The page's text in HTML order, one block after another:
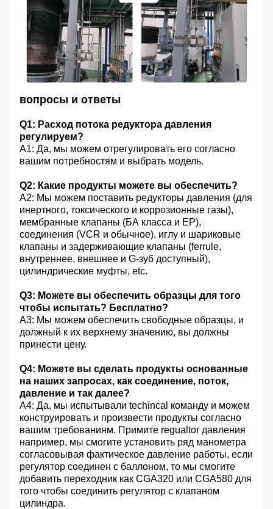
вопросы и ответы
Q1: Расход потока редуктора давления
регулируем?
A1: Да, мы можем отрегулировать его согласно
вашим потребностям и выбрать модель.
Q2: Какие продукты можете вы обеспечить?
A2: Мы можем поставить редукторы давления (для
инертного, токсического и коррозионные газы),
мембранные клапаны (БА класса и EP),
соединения (VCR и обычное), иглу и шариковые
клапаны и задерживающие клапаны (ferrule,
внутреннее, внешнее и G-зуб доступный),
цилиндрические муфты, etc.
Q3: Можете вы обеспечить образцы для того
чтобы испытать? Бесплатно?
A3: Мы можем обеспечить свободные образцы, и
должный к их верхнему значению, вы должны
принести цену.
Q4: Можете вы сделать продукты основанные
на наших запросах, как соединение, поток,
давление и так далее?
A4: Да, мы испытывали techincal команду и можем
конструировать и произвести продукты согласно
вашим требованиям. Примите regualtor давления
например, мы смогите установить ряд манометра
согласовывая фактическое давление работы, если
регулятор соединен с баллоном, то мы смогите
добавить переходник как CGA320 или CGA580 для
того чтобы соединить регулятор с клапаном
цилиндра.